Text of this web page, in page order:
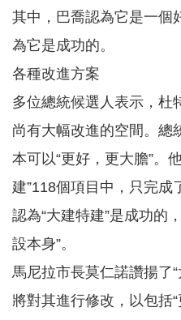
其中，巴喬認為它是一個
為它是成功的。
各種改進方案
多位總統候選人表示，杜
尚有大幅改進的空間。總
本可以“更好，更大膽”。
建”118個項目中，只完
認為“大建特建”是成功的
設本身”。
馬尼拉市長莫仁諾讚揚了
將對其進行修改，以包括